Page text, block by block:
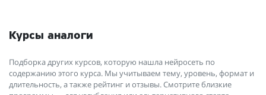
Курсы аналоги
Подборка других курсов, которую нашла нейросеть по
содержанию этого курса. Мы учитываем тему, уровень, формат и
длительность, а также рейтинг и отзывы. Смотрите близкие